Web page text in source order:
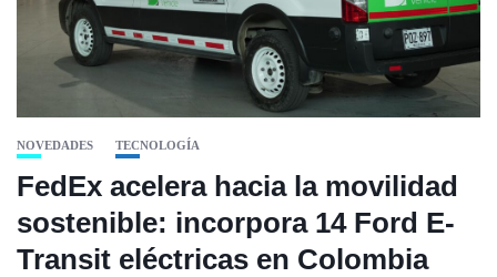
NOVEDADES TECNOLOGÍA
FedEx acelera hacia la movilidad
sostenible: incorpora 14 Ford E-
Transit eléctricas en Colombia